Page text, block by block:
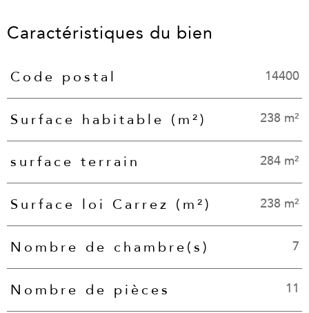
Caractéristiques du bien
Caractéristiques Valeurs
Code postal 14400
Surface habitable (m²) 238 m²
surface terrain 284 m²
Surface loi Carrez (m²) 238 m²
Nombre de chambre(s) 7
Nombre de pièces 11